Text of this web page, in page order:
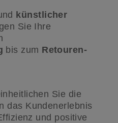
künstlicher
Sie Ihre
bis zum Retouren-
Sie die
das Kundenerlebnis
und positive